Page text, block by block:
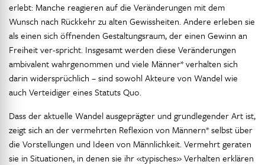
erlebt: Manche reagieren auf die Veränderungen mit dem
Wunsch nach Rückkehr zu alten Gewissheiten. Andere erleben sie
als einen sich öffnenden Gestaltungsraum, der einen Gewinn an
Freiheit ver-spricht. Insgesamt werden diese Veränderungen
ambivalent wahrgenommen und viele Männer* verhalten sich
darin widersprüchlich – sind sowohl Akteure von Wandel wie
auch Verteidiger eines Statuts Quo.
Dass der aktuelle Wandel ausgeprägter und grundlegender Art ist,
zeigt sich an der vermehrten Reflexion von Männern* selbst über
die Vorstellungen und Ideen von Männlichkeit. Vermehrt geraten
sie in Situationen, in denen sie ihr «typisches» Verhalten erklären